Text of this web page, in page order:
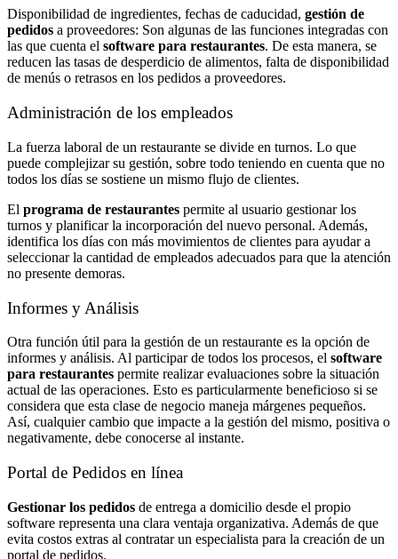
Disponibilidad de ingredientes, fechas de caducidad, gestión de
pedidos a proveedores: Son algunas de las funciones integradas con
las que cuenta el software para restaurantes. De esta manera, se
reducen las tasas de desperdicio de alimentos, falta de disponibilidad
de menús o retrasos en los pedidos a proveedores.
Administración de los empleados
La fuerza laboral de un restaurante se divide en turnos. Lo que
puede complejizar su gestión, sobre todo teniendo en cuenta que no
todos los días se sostiene un mismo flujo de clientes.
El programa de restaurantes permite al usuario gestionar los
turnos y planificar la incorporación del nuevo personal. Además,
identifica los días con más movimientos de clientes para ayudar a
seleccionar la cantidad de empleados adecuados para que la atención
no presente demoras.
Informes y Análisis
Otra función útil para la gestión de un restaurante es la opción de
informes y análisis. Al participar de todos los procesos, el software
para restaurantes permite realizar evaluaciones sobre la situación
actual de las operaciones. Esto es particularmente beneficioso si se
considera que esta clase de negocio maneja márgenes pequeños.
Así, cualquier cambio que impacte a la gestión del mismo, positiva o
negativamente, debe conocerse al instante.
Portal de Pedidos en línea
Gestionar los pedidos de entrega a domicilio desde el propio
software representa una clara ventaja organizativa. Además de que
evita costos extras al contratar un especialista para la creación de un
portal de pedidos.